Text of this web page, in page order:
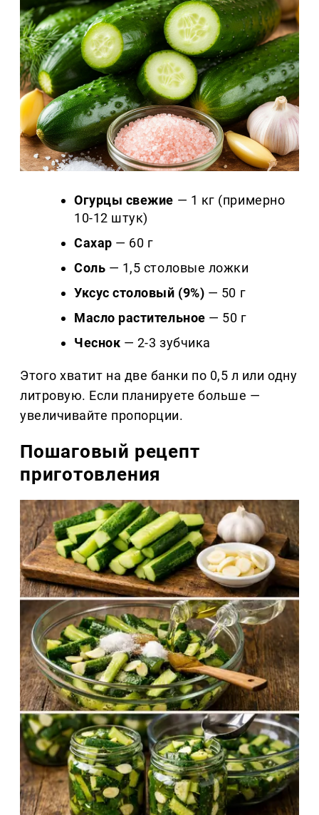
Огурцы свежие — 1 кг (примерно
10-12 штук)
Сахар — 60 г
Соль — 1,5 столовые ложки
Уксус столовый (9%) — 50 г
Масло растительное — 50 г
Чеснок — 2-3 зубчика
Этого хватит на две банки по 0,5 л или одну
литровую. Если планируете больше —
увеличивайте пропорции.
Пошаговый рецепт
приготовления